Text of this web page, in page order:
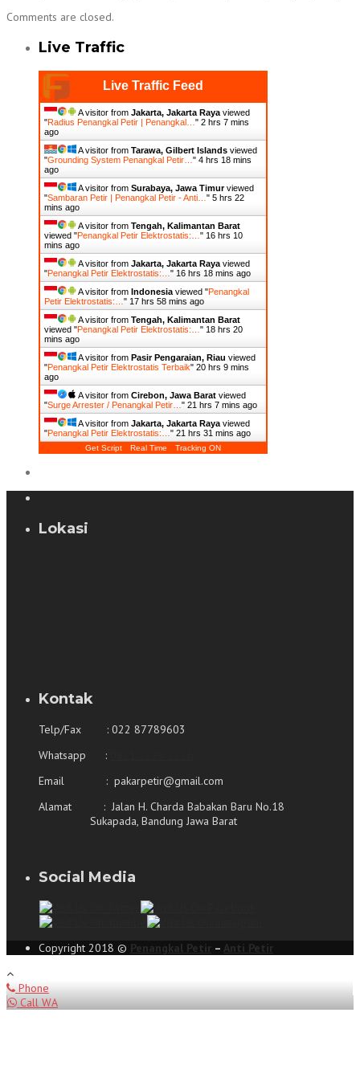
Comments are closed.
Live Traffic
Live Traffic Feed
A visitor from Jakarta, Jakarta Raya viewed
"Radius Penangkal Petir | Penangkal… " 2 hrs 7 mins
ago
A visitor from Tarawa, Gilbert Islands viewed
"Grounding System Penangkal Petir… " 4 hrs 18 mins
ago
A visitor from Surabaya, Jawa Timurviewed
"Sambaran Petir | Penangkal Petir - Anti… " 5 hrs 22
mins ago
A visitor from Tengah, Kalimantan Barat
viewed "Penangkal Petir Elektrostatis:… " 16 hrs 10
mins ago
A visitor from Jakarta, Jakarta Raya viewed
"Penangkal Petir Elektrostatis:… " 16 hrs 18 mins ago
A visitor from Indonesia viewed "Penangkal
Petir Elektrostatis:… " 17 hrs 58 mins ago
A visitor from Tengah, Kalimantan Barat
viewed "Penangkal Petir Elektrostatis:… " 18 hrs 20
mins ago
A visitor from Pasir Pengaraian, Riau viewed
"Penangkal Petir Elektrostatis Terbaik" 20 hrs 9 mins
ago
A visitor from Cirebon, Jawa Barat viewed
"Surge Arrester / Penangkal Petir… " 21 hrs 7 mins ago
A visitor from Jakarta, Jakarta Raya viewed
"Penangkal Petir Elektrostatis:… " 21 hrs 31 mins ago
Get Script Real Time Tracking ON
Lokasi
Kontak
Telp/Fax : 022 87789603
Whatsapp :
Email : pakarpetir@gmail.com
Alamat : Jalan H. Charda Babakan Baru No.18
Sukapada, Bandung Jawa Barat
Social Media
Copyright 2018 © Penangkal Petir – Anti Petir
Phone
Call WA